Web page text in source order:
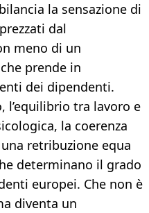
la sensazione di
dal
meno di un
prende in
dei dipendenti.
l’equilibrio tra lavoro e
la coerenza
retribuzione equa
determinano il grado
europei. Che non è
diventa un